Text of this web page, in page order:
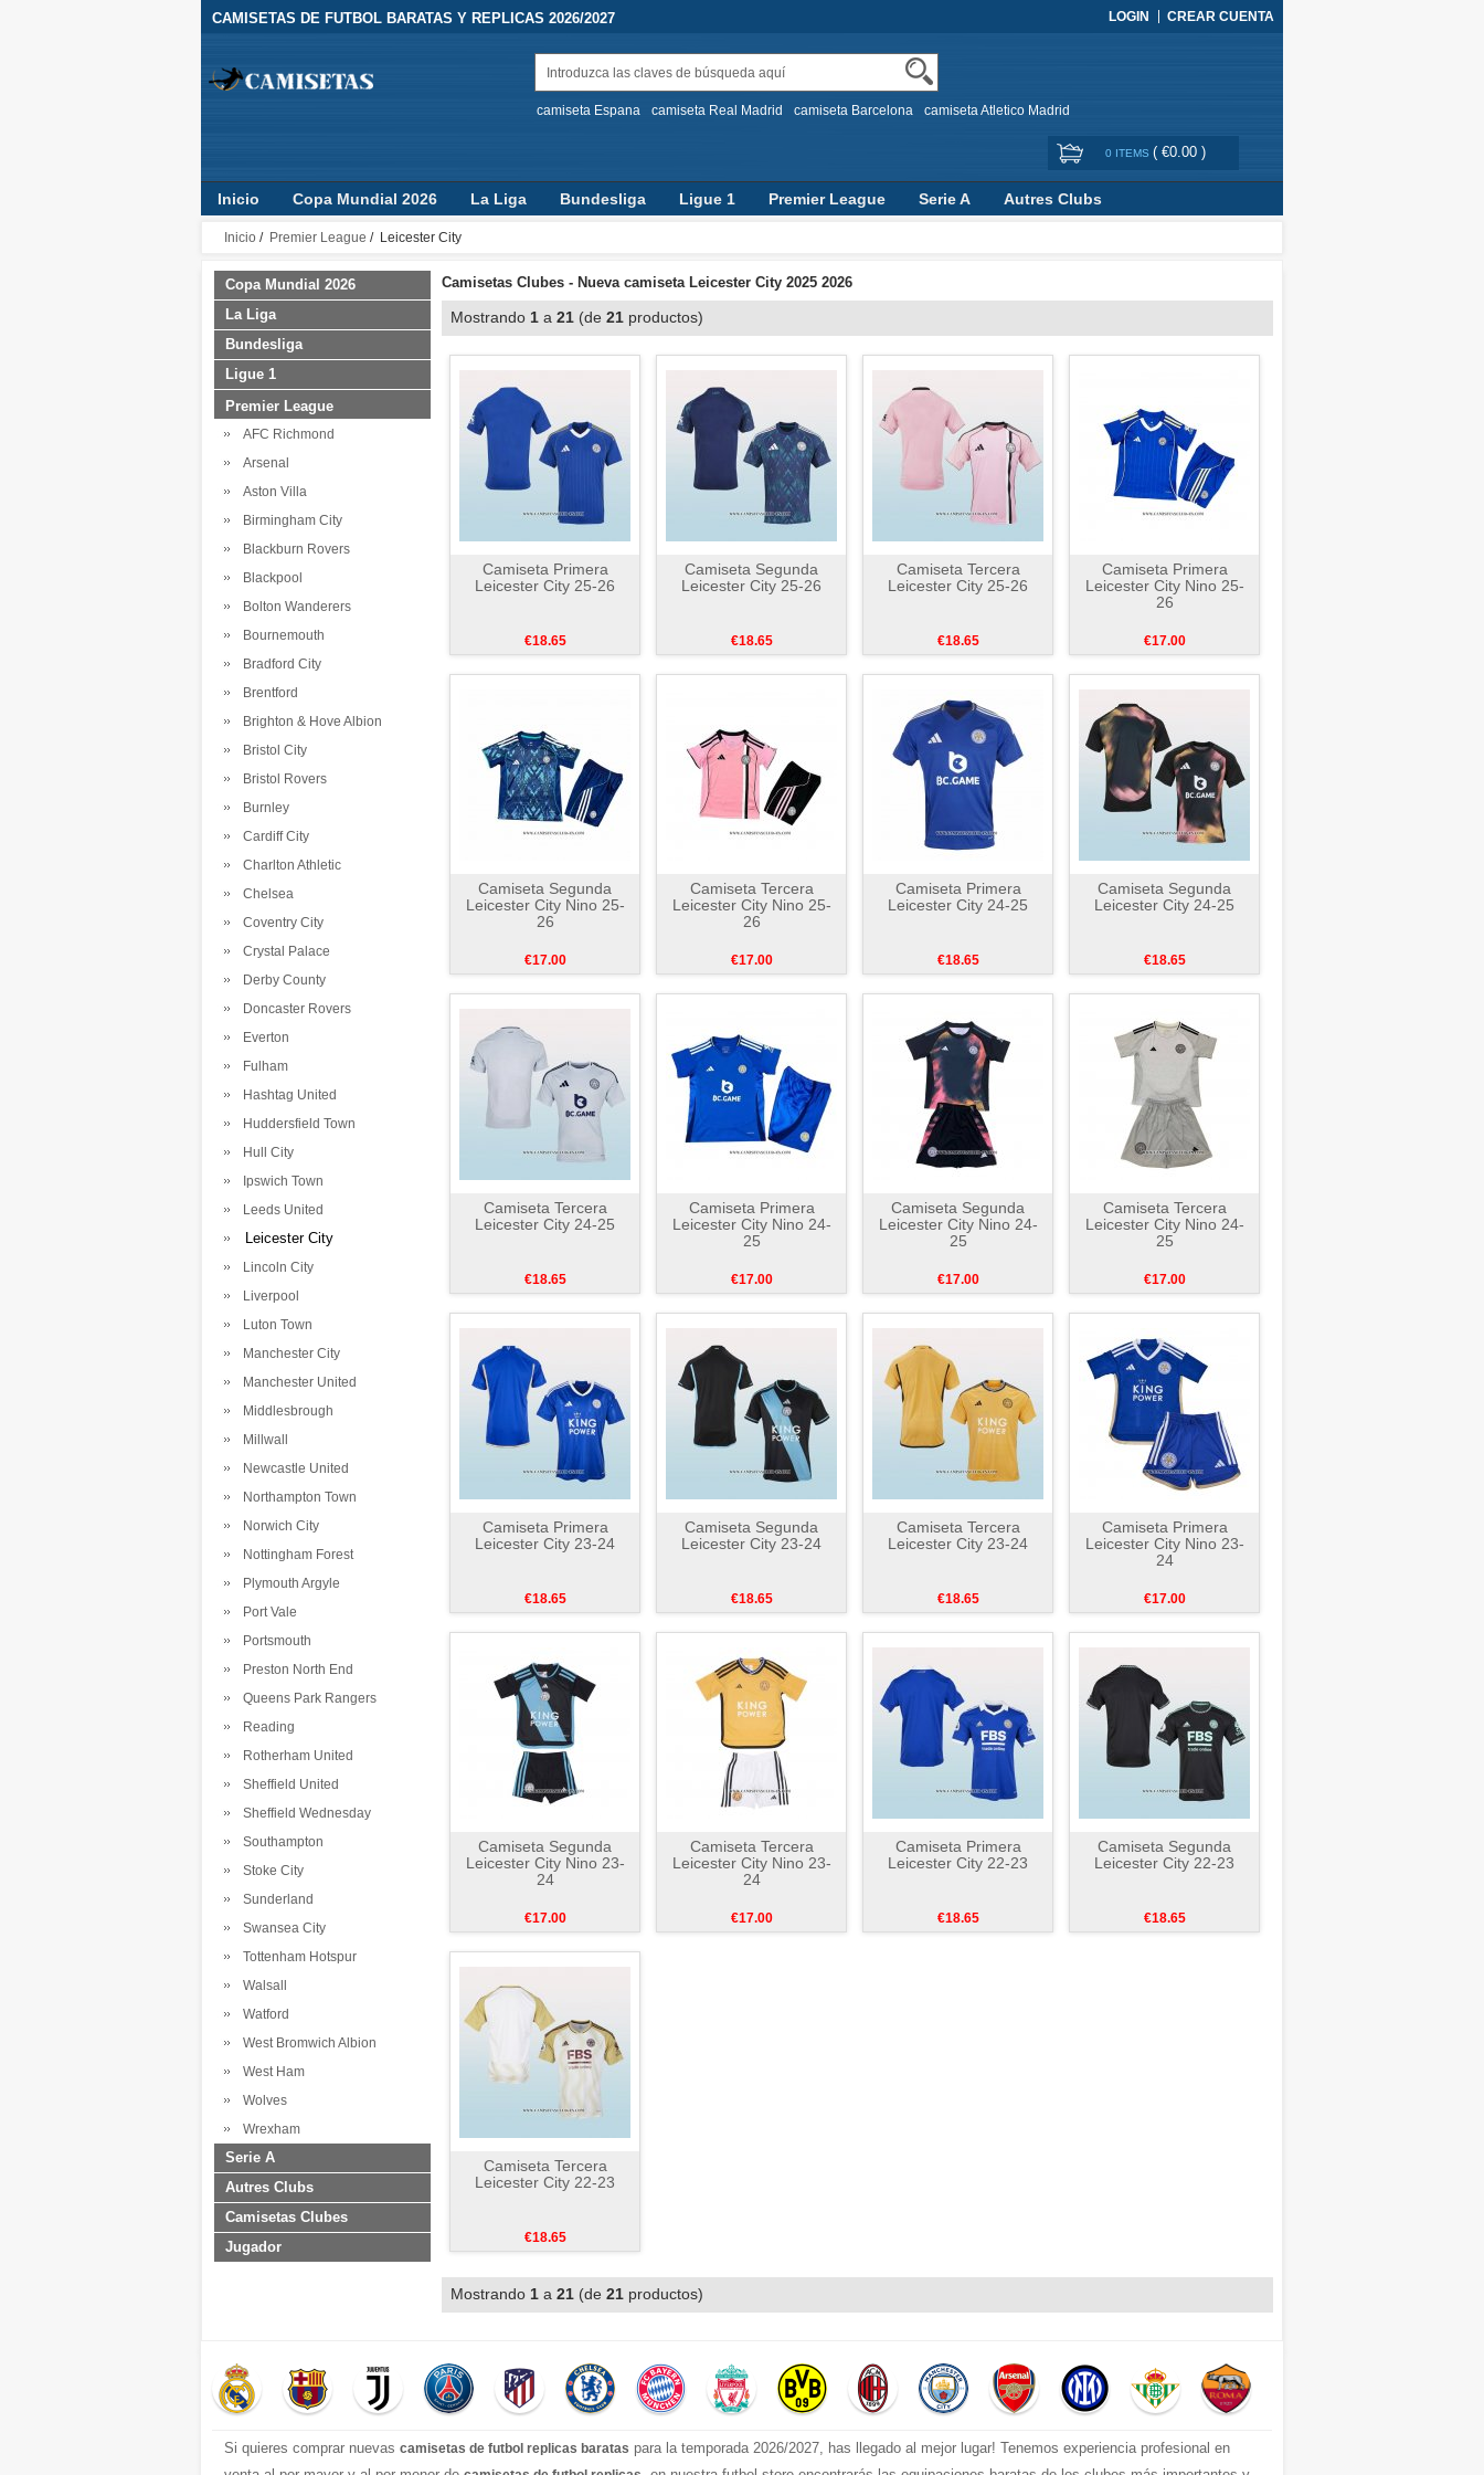
CAMISETAS DE FUTBOL BARATAS Y REPLICAS 2026/2027 LOGIN CREAR CUENTA
camiseta Espana camiseta Real Madrid camiseta Barcelona camiseta Atletico Madrid
0 ITEMS ( €0.00 )
Inicio Copa Mundial 2026 La Liga Bundesliga Ligue 1 Premier League Serie A
Autres Clubs
Camisetas Clubes
Jugador
Inicio / Premier League / Leicester City
Copa Mundial 2026
La Liga
Bundesliga
Ligue 1
Premier League
AFC Richmond
Arsenal
Aston Villa
Birmingham City
Blackburn Rovers
Blackpool
Bolton Wanderers
Bournemouth
Bradford City
Brentford
Brighton & Hove Albion
Bristol City
Bristol Rovers
Burnley
Cardiff City
Charlton Athletic
Chelsea
Coventry City
Crystal Palace
Derby County
Doncaster Rovers
Everton
Fulham
Hashtag United
Huddersfield Town
Hull City
Ipswich Town
Leeds United
Leicester City
Lincoln City
Liverpool
Luton Town
Manchester City
Manchester United
Middlesbrough
Millwall
Newcastle United
Northampton Town
Norwich City
Nottingham Forest
Plymouth Argyle
Port Vale
Portsmouth
Preston North End
Queens Park Rangers
Reading
Rotherham United
Sheffield United
Sheffield Wednesday
Southampton
Stoke City
Sunderland
Swansea City
Tottenham Hotspur
Walsall
Watford
West Bromwich Albion
West Ham
Wolves
Wrexham
Serie A
Autres Clubs
Camisetas Clubes
Jugador
Camisetas Clubes - Nueva camiseta Leicester City 2025 2026
Mostrando 1 a 21 (de 21 productos)
Camiseta Primera
Leicester City 25-26
€18.65
Camiseta Segunda
Leicester City 25-26
€18.65
Camiseta Tercera
Leicester City 25-26
€18.65
Camiseta Primera
Leicester City Nino 25-
26
€17.00
Camiseta Segunda
Leicester City Nino 25-
26
€17.00
Camiseta Tercera
Leicester City Nino 25-
26
€17.00
Camiseta Primera
Leicester City 24-25
€18.65
Camiseta Segunda
Leicester City 24-25
€18.65
Camiseta Tercera
Leicester City 24-25
€18.65
Camiseta Primera
Leicester City Nino 24-
25
€17.00
Camiseta Segunda
Leicester City Nino 24-
25
€17.00
Camiseta Tercera
Leicester City Nino 24-
25
€17.00
Camiseta Primera
Leicester City 23-24
€18.65
Camiseta Segunda
Leicester City 23-24
€18.65
Camiseta Tercera
Leicester City 23-24
€18.65
Camiseta Primera
Leicester City Nino 23-
24
€17.00
Camiseta Segunda
Leicester City Nino 23-
24
€17.00
Camiseta Tercera
Leicester City Nino 23-
24
€17.00
Camiseta Primera
Leicester City 22-23
€18.65
Camiseta Segunda
Leicester City 22-23
€18.65
Camiseta Tercera
Leicester City 22-23
€18.65
Mostrando 1 a 21 (de 21 productos)
Si quieres comprar nuevas camisetas de futbol replicas baratas para la temporada 2026/2027, has llegado al mejor lugar! Tenemos experiencia profesional en